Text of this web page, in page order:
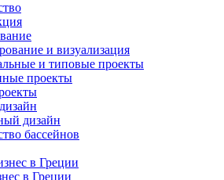
и визуализация
и типовые проекты
проекты
дизайн
бассейнов
в Греции
в Греции